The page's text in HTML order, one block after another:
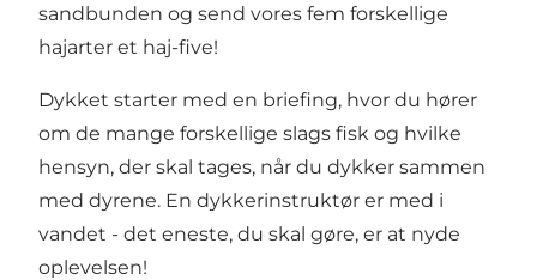
sandbunden og send vores fem forskellige
hajarter et haj-five!
Dykket starter med en briefing, hvor du hører
om de mange forskellige slags fisk og hvilke
hensyn, der skal tages, når du dykker sammen
med dyrene. En dykkerinstruktør er med i
vandet - det eneste, du skal gøre, er at nyde
oplevelsen!